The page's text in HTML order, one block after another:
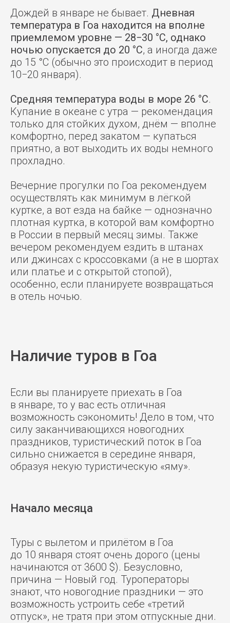
Дождей в январе не бывает. Дневная
температура в Гоа находится на вполне
приемлемом уровне — 28−30 °C, однако
ночью опускается до 20 °C, а иногда даже
до 15 °C (обычно это происходит в период
10−20 января).
Средняя температура воды в море 26 °C.
Купание в океане с утра — рекомендация
только для стойких духом, днём — вполне
комфортно, перед закатом — купаться
приятно, а вот выходить их воды немного
прохладно.
Вечерние прогулки по Гоа рекомендуем
осуществлять как минимум в лёгкой
куртке, а вот езда на байке — однозначно
плотная куртка, в которой вам комфортно
в России в первый месяц зимы. Также
вечером рекомендуем ездить в штанах
или джинсах с кроссовками (а не в шортах
или платье и с открытой стопой),
особенно, если планируете возвращаться
в отель ночью.
Наличие туров в Гоа
Если вы планируете приехать в Гоа
в январе, то у вас есть отличная
возможность сэкономить! Дело в том, что
силу заканчивающихся новогодних
праздников, туристический поток в Гоа
сильно снижается в середине января,
образуя некую туристическую «яму».
Начало месяца
Туры с вылетом и прилётом в Гоа
до 10 января стоят очень дорого (цены
начинаются от 3600 $). Безусловно,
причина — Новый год. Туроператоры
знают, что новогодние праздники — это
возможность устроить себе «третий
отпуск», не тратя при этом отпускные дни.